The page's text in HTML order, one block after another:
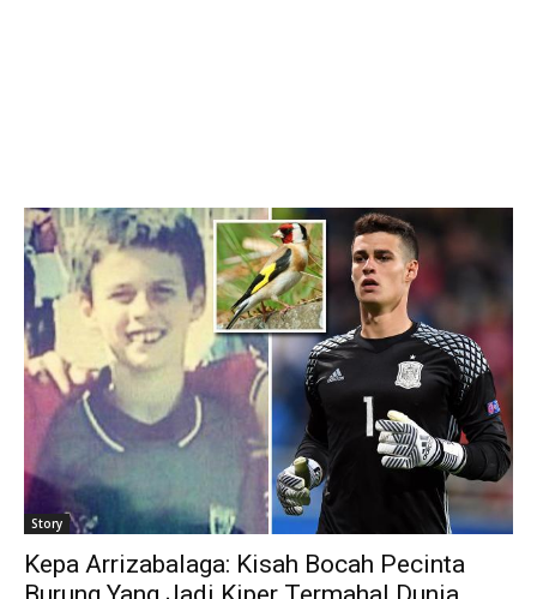
Story
Kepa Arrizabalaga: Kisah Bocah Pecinta